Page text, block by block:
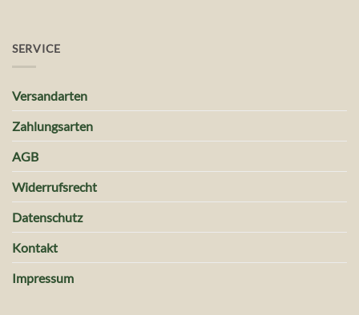
SERVICE
Versandarten
Zahlungsarten
AGB
Widerrufsrecht
Datenschutz
Kontakt
Impressum